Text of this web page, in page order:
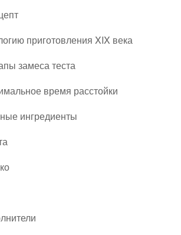
приготовления XIX века
замеса теста
время расстойки
ингредиенты